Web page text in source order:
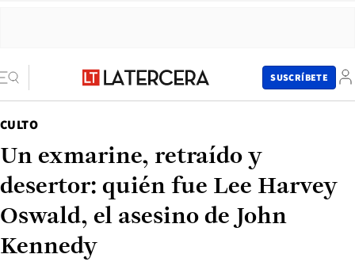
SUSCRÍBETE
CULTO
Un exmarine, retraído y
desertor: quién fue Lee Harvey
Oswald, el asesino de John
Kennedy